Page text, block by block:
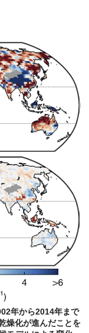
年から2014年まで
燥化が進んだことを